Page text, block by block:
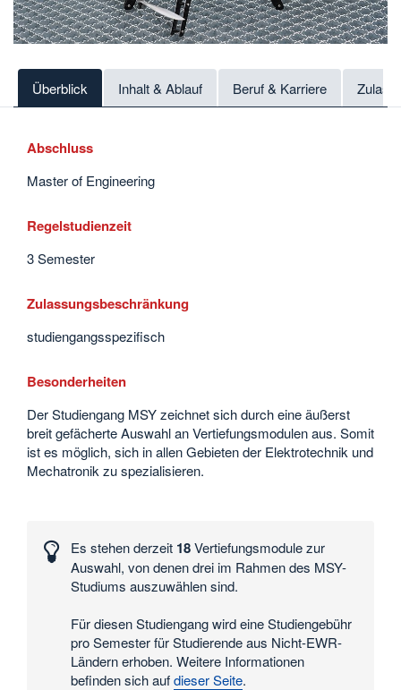
Überblick Inhalt & Ablauf Beruf & Karriere
Abschluss
Master of Engineering
Regelstudienzeit
3 Semester
Zulassungsbeschränkung
studiengangsspezifisch
Besonderheiten
Der Studiengang MSY zeichnet sich durch eine äußerst
breit gefächerte Auswahl an Vertiefungsmodulen aus. Somit
ist es möglich, sich in allen Gebieten der Elektrotechnik und
Mechatronik zu spezialisieren.
und
Es stehen derzeit 18Vertiefungsmodule zur
Auswahl, von denen drei im Rahmen des MSY-
Studiums auszuwählen sind.
Für diesen Studiengang wird eine Studiengebühr
pro Semester für Studierende aus Nicht-EWR-
Ländern erhoben. Weitere Informationen
befinden sich aufdieser Seite.